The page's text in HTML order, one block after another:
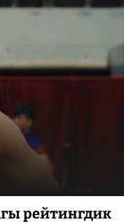
рейтингдик